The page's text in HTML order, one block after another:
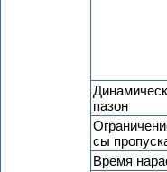
пазон
сы
Время